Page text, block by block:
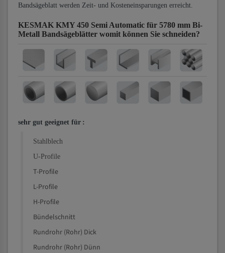
Bandsägeblatt werden Zeit- und Kosteneinsparungen erreicht.
KESMAK KMY 450 Semi Automatic für 5780 mm Bi-
Metall Bandsägeblätter womit können Sie schneiden?
sehr gut geeignet für :
Stahlblech
U-Profile
T-Profile
L-Profile
H-Profile
Bündelschnitt
Rundrohr (Rohr) Dick
Rundrohr (Rohr) Dünn